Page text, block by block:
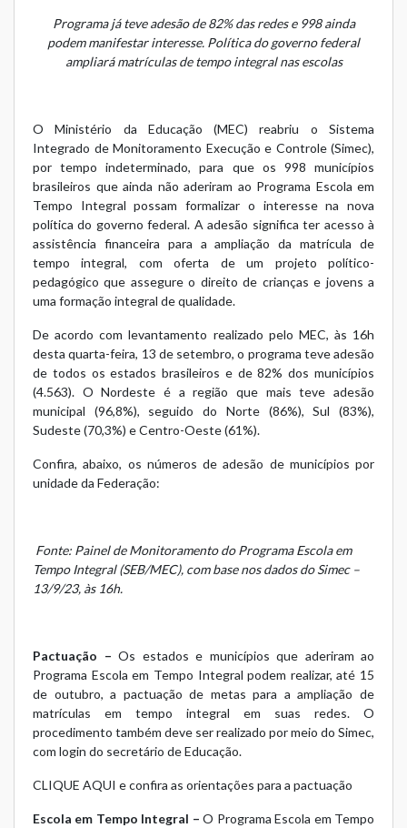
Programa já teve adesão de 82% das redes e 998 ainda
podem manifestar interesse. Política do governo federal
ampliará matrículas de tempo integral nas escolas
O Ministério da Educação (MEC) reabriu o Sistema
Integrado de Monitoramento Execução e Controle (Simec),
por tempo indeterminado, para que os 998 municípios
brasileiros que ainda não aderiram ao Programa Escola em
Tempo Integral possam formalizar o interesse na nova
política do governo federal. A adesão significa ter acesso à
assistência financeira para a ampliação da matrícula de
tempo integral, com oferta de um projeto político-
pedagógico que assegure o direito de crianças e jovens a
uma formação integral de qualidade.
De acordo com levantamento realizado pelo MEC, às 16h
desta quarta-feira, 13 de setembro, o programa teve adesão
de todos os estados brasileiros e de 82% dos municípios
(4.563). O Nordeste é a região que mais teve adesão
municipal (96,8%), seguido do Norte (86%), Sul (83%),
Sudeste (70,3%) e Centro-Oeste (61%).
Confira, abaixo, os números de adesão de municípios por
unidade da Federação:
Fonte: Painel de Monitoramento do Programa Escola em
Tempo Integral (SEB/MEC), com base nos dados do Simec –
13/9/23, às 16h.
Pactuação – Os estados e municípios que aderiram ao
Programa Escola em Tempo Integral podem realizar, até 15
de outubro, a pactuação de metas para a ampliação de
matrículas em tempo integral em suas redes. O
procedimento também deve ser realizado por meio do Simec,
com login do secretário de Educação.
CLIQUE AQUI e confira as orientações para a pactuação
Escola em Tempo Integral –O Programa Escola em Tempo